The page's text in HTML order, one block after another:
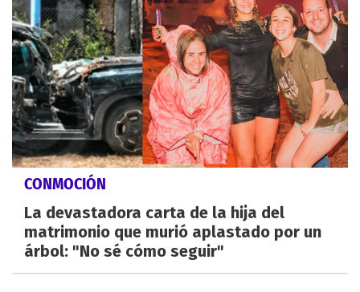
CONMOCIÓN
La devastadora carta de la hija del
matrimonio que murió aplastado por un
árbol: "No sé cómo seguir"